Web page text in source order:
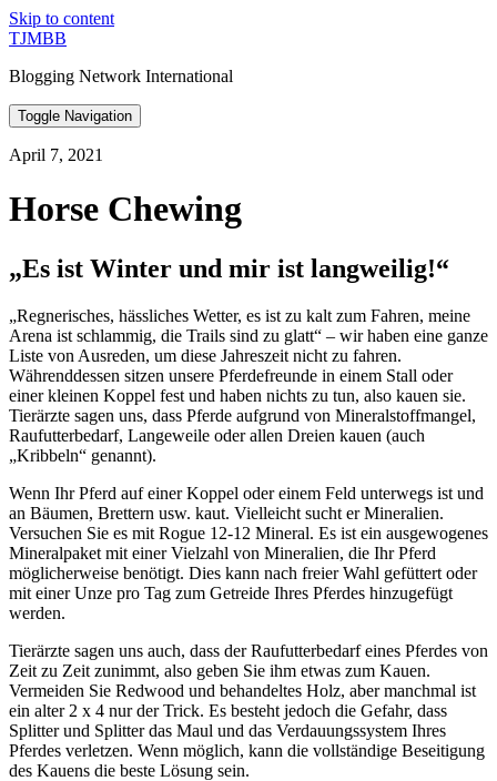
Skip to content
TJMBB
Blogging Network International
Toggle Navigation
April 7, 2021
Horse Chewing
„Es ist Winter und mir ist langweilig!“
„Regnerisches, hässliches Wetter, es ist zu kalt zum Fahren, meine
Arena ist schlammig, die Trails sind zu glatt“ – wir haben eine ganze
Liste von Ausreden, um diese Jahreszeit nicht zu fahren.
Währenddessen sitzen unsere Pferdefreunde in einem Stall oder
einer kleinen Koppel fest und haben nichts zu tun, also kauen sie.
Tierärzte sagen uns, dass Pferde aufgrund von Mineralstoffmangel,
Raufutterbedarf, Langeweile oder allen Dreien kauen (auch
„Kribbeln“ genannt).
Wenn Ihr Pferd auf einer Koppel oder einem Feld unterwegs ist und
an Bäumen, Brettern usw. kaut. Vielleicht sucht er Mineralien.
Versuchen Sie es mit Rogue 12-12 Mineral. Es ist ein ausgewogenes
Mineralpaket mit einer Vielzahl von Mineralien, die Ihr Pferd
möglicherweise benötigt. Dies kann nach freier Wahl gefüttert oder
mit einer Unze pro Tag zum Getreide Ihres Pferdes hinzugefügt
werden.
Tierärzte sagen uns auch, dass der Raufutterbedarf eines Pferdes von
Zeit zu Zeit zunimmt, also geben Sie ihm etwas zum Kauen.
Vermeiden Sie Redwood und behandeltes Holz, aber manchmal ist
ein alter 2 x 4 nur der Trick. Es besteht jedoch die Gefahr, dass
Splitter und Splitter das Maul und das Verdauungssystem Ihres
Pferdes verletzen. Wenn möglich, kann die vollständige Beseitigung
des Kauens die beste Lösung sein.